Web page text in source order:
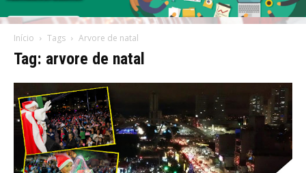
Início Tags Arvore de natal
Tag: arvore de natal